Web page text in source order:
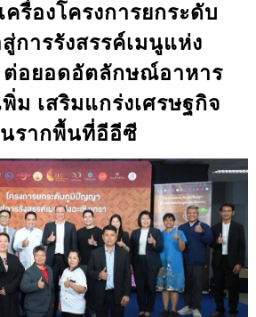
รื่องโครงการยกระดับ
ารรังสรรค์เมนูแห่ง
ต่อยอดอัตลักษณ์อาหาร
ม เสริมแกร่งเศรษฐกิจ
รากพื้นที่อีอีซี